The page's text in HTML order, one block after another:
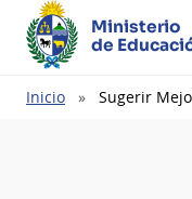
Ministerio
de
Ruta
Inicio Sugerir